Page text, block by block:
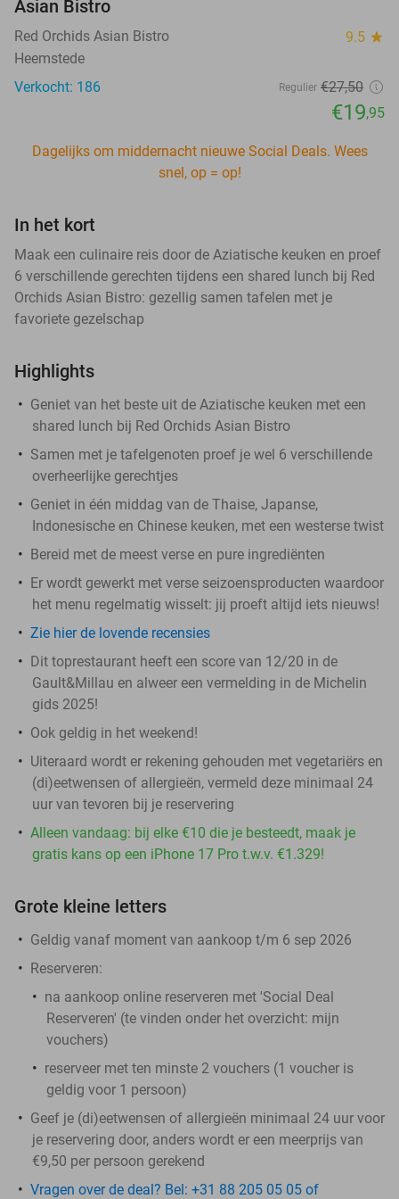
Asian Bistro
Red Orchids Asian Bistro 9.5 star
Heemstede
Verkocht: 186
Regulier €27,50
€19,95
Dagelijks om middernacht nieuwe Social Deals. Wees
snel, op = op!
In het kort
Maak een culinaire reis door de Aziatische keuken en proef
6 verschillende gerechten tijdens een shared lunch bij Red
Orchids Asian Bistro: gezellig samen tafelen met je
favoriete gezelschap
Highlights
Geniet van het beste uit de Aziatische keuken met een
shared lunch bij Red Orchids Asian Bistro
Samen met je tafelgenoten proef je wel 6 verschillende
overheerlijke gerechtjes
Geniet in één middag van de Thaise, Japanse,
Indonesische en Chinese keuken, met een westerse twist
Bereid met de meest verse en pure ingrediënten
Er wordt gewerkt met verse seizoensproducten waardoor
het menu regelmatig wisselt: jij proeft altijd iets nieuws!
Zie hier de lovende recensies
Dit toprestaurant heeft een score van 12/20 in de
Gault&Millau en alweer een vermelding in de Michelin
gids 2025!
Ook geldig in het weekend!
Uiteraard wordt er rekening gehouden met vegetariërs en
(di)eetwensen of allergieën, vermeld deze minimaal 24
uur van tevoren bij je reservering
Alleen vandaag: bij elke €10 die je besteedt, maak je
gratis kans op een iPhone 17 Pro t.w.v. €1.329!
Grote kleine letters
Geldig vanaf moment van aankoop t/m 6 sep 2026
Reserveren:
na aankoop online reserveren met 'Social Deal
Reserveren' (te vinden onder het overzicht: mijn
vouchers)
reserveer met ten minste 2 vouchers (1 voucher is
geldig voor 1 persoon)
Geef je (di)eetwensen of allergieën minimaal 24 uur voor
je reservering door, anders wordt er een meerprijs van
€9,50 per persoon gerekend
Vragen over de deal? Bel: +31 88 205 05 05 of